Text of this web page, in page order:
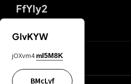
FfYIy2
DDcvSo
GIvKYW
jOXvm4 mI5M8K
BMcLyf